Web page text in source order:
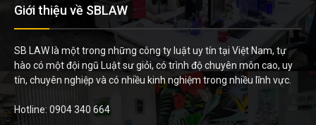
Giới thiệu về SBLAW
SB LAW là một trong những công ty luật uy tín tại Việt Nam, tự
hào có một đội ngũ Luật sư giỏi, có trình độ chuyên môn cao, uy
tín, chuyên nghiệp và có nhiều kinh nghiệm trong nhiều lĩnh vực.
Hotline: 0904 340 664